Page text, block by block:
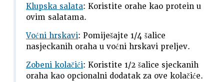
Klupska salata: Koristite orahe kao protein u
ovim salatama.
Voćni hrskavi: Pomiješajte 1/4 šalice
nasjeckanih oraha u voćni hrskavi preljev.
Zobeni kolačići: Koristite 1/2 šalice sjeckanih
oraha kao opcionalni dodatak za ove kolačiće.